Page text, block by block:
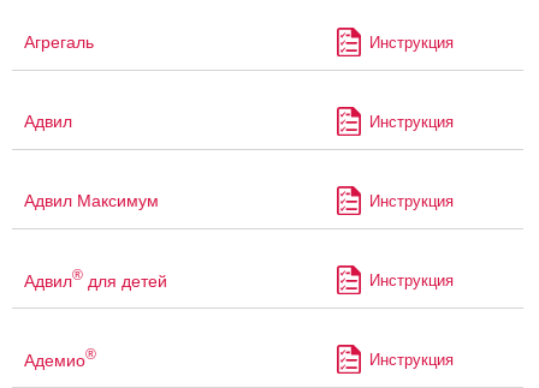
Агрегаль Инструкция
Адвил Инструкция
Адвил Максимум Инструкция
Адвил® для детей Инструкция
Адемио® Инструкция